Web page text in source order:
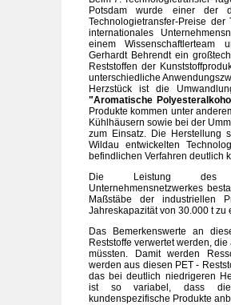
Potsdam wurde einer der
Technologietransfer-Preise
internationales
einem Wissenschaftlerteam
Gerhardt Behrendt ein
Reststoffen der
unterschiedliche
Herzstück ist die
"Aromatische
Produkte kommen unter
Kühlhäusern sowie bei der
zum Einsatz. Die Herstellung
Wildau entwickelten
befindlichen Verfahren deutlich
Die Leistung des
Unternehmensnetzwerkes
Maßstäbe der industriellen
Jahreskapazität von 30.000 t zu
Das Bemerkenswerte an
Reststoffe verwertet werden,
müssten. Damit werden
werden aus diesen PET -
das bei deutlich niedrigeren
ist so variabel, dass die
kundenspezifische Produkte